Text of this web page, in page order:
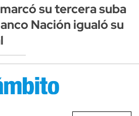
su tercera suba
Nación igualó su